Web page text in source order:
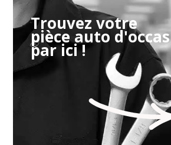
Trouvez votre
pièce auto
par ici !